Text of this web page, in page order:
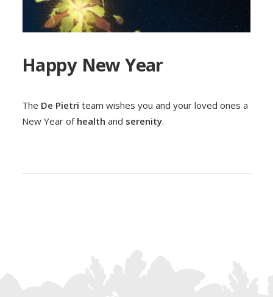
Happy New Year
The De Pietri team wishes you and your loved ones a
New Year of health and serenity.